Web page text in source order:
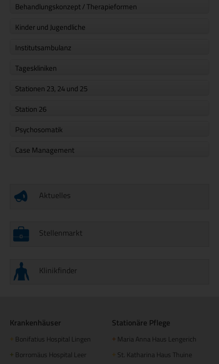
Behandlungskonzept / Therapieformen
Kinder und Jugendliche
Institutsambulanz
Tageskliniken
Stationen 23, 24 und 25
Station 26
Psychosomatik
Case Management
Aktuelles
Stellenmarkt
Klinikfinder
Krankenhäuser
+ Bonifatius Hospital Lingen
+ Borromäus Hospital Leer
Stationäre Pflege
+ Maria Anna Haus Lengerich
+ St. Katharina Haus Thuine